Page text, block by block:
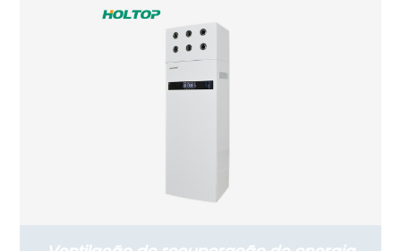
(250~350 m3/h)